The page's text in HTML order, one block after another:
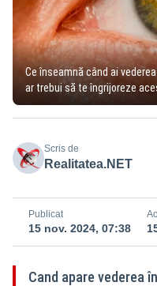
Ce înseamnă când ai
ar trebui să te îngrijoreze
Scris de
Realitatea.NET
Publicat
15 nov. 2024, 07:38
Cand apare vederea